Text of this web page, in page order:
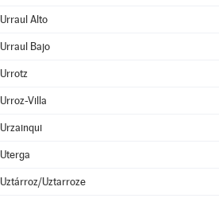
Urraul Alto
Urraul Bajo
Urrotz
Urroz-Villa
Urzainqui
Uterga
Uztárroz/Uztarroze